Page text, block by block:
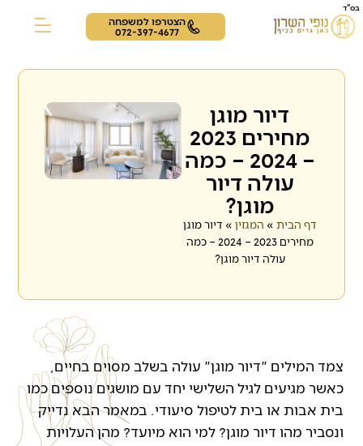
בס"ד
הצטרפו למשפחה
072-397-4677
דיור מוגן
מחירים 2023
– 2024 – כמה
עולה דיור
מוגן?
דף הבית » המגזין » דיור מוגן
מחירים 2023 – 2024 – כמה
עולה דיור מוגן?
צמד המילים "דיור מוגן" עולה בשלב מסוים בחיים,
כאשר מגיעים לגיל השלישי יחד עם מושגים נוספים כמו
בית אבות או בית לטיפול סיעודי. במאמר הבא נדייק
ונסביר מהו דיור מוגן? למי הוא מיועד? מהן העלויות